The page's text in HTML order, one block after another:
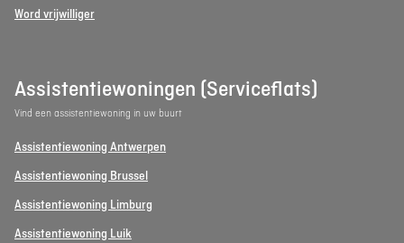
Word vrijwilliger
Assistentiewoningen (Serviceflats)
Vind een assistentiewoning in uw buurt
Assistentiewoning Antwerpen
Assistentiewoning Brussel
Assistentiewoning Limburg
Assistentiewoning Luik